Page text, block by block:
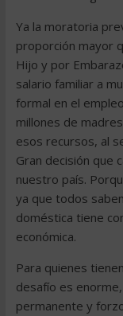
Ya la moratoria
proporción mayor
Hijo y por
salario familiar a
formal en el
millones de
esos recursos, al
Gran decisión que
nuestro país.
ya que todos
doméstica tiene
económica.
Para quienes
desafío es
permanente y